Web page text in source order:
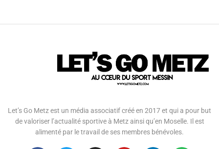
Let’s Go Metz est un média associatif créé en 2017 et qui a pour but
de valoriser l’actualité sportive à Metz ainsi qu’en Moselle. Il est
alimenté par le travail de ses membres bénévoles.